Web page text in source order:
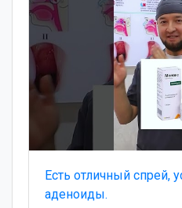
Есть отличный спрей,
аденоиды.